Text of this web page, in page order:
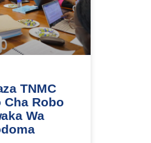
TNMC
Cha Robo
Wa